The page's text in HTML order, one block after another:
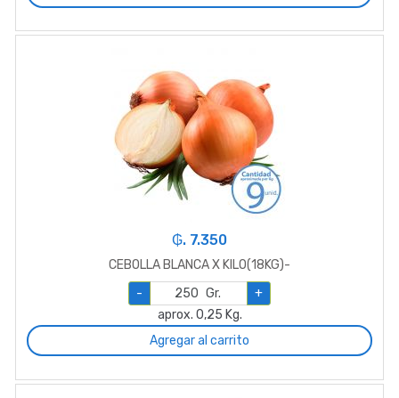
₲. 7.350
CEBOLLA BLANCA X KILO(18KG)-
-
Gr.
+
aprox. 0,25 Kg.
Agregar al carrito